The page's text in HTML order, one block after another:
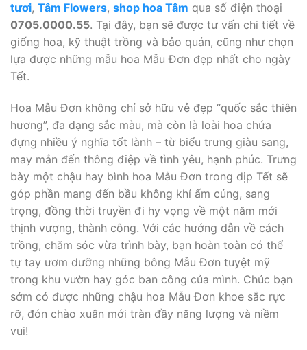
tươi, Tâm Flowers, shop hoa Tâm qua số điện thoại
0705.0000.55. Tại đây, bạn sẽ được tư vấn chi tiết về
giống hoa, kỹ thuật trồng và bảo quản, cũng như chọn
lựa được những mẫu hoa Mẫu Đơn đẹp nhất cho ngày
Tết.
Hoa Mẫu Đơn không chỉ sở hữu vẻ đẹp “quốc sắc thiên
hương”, đa dạng sắc màu, mà còn là loài hoa chứa
đựng nhiều ý nghĩa tốt lành – từ biểu trưng giàu sang,
may mắn đến thông điệp về tình yêu, hạnh phúc. Trưng
bày một chậu hay bình hoa Mẫu Đơn trong dịp Tết sẽ
góp phần mang đến bầu không khí ấm cúng, sang
trọng, đồng thời truyền đi hy vọng về một năm mới
thịnh vượng, thành công. Với các hướng dẫn về cách
trồng, chăm sóc vừa trình bày, bạn hoàn toàn có thể
tự tay ươm dưỡng những bông Mẫu Đơn tuyệt mỹ
trong khu vườn hay góc ban công của mình. Chúc bạn
sớm có được những chậu hoa Mẫu Đơn khoe sắc rực
rỡ, đón chào xuân mới tràn đầy năng lượng và niềm
vui!